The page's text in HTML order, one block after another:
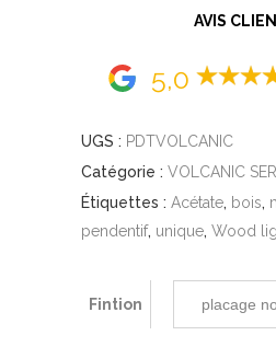
AVIS
5,0
UGS : PDTVOLCANIC
Catégorie : VOLCANIC
Étiquettes : Acétate, bois,
pendentif, unique, Wood
Fintion